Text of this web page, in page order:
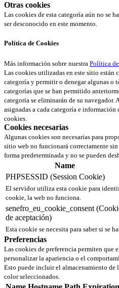
Otras cookies
Las cookies de esta categoría aún no se
ser desconocido en este momento.
Política de Cookies
Más información sobre nuestra Política
Las cookies utilizadas en este sitio están
categoría y permitir o denegar algunas o
categorías que se han permitido
categoría se eliminarán de su navegador.
asignadas a cada categoría e
cookies.
Cookies necesarias
Algunas cookies son necesarias para
sitio web no funcionará correctamente
forma predeterminada y no se pueden
Name
PHPSESSID (Session Cookie)
El servidor utiliza esta cookie para
cookie, la web no funciona.
senefro_eu_cookie_consent
de aceptación)
Esta cookie se necesita para saber si se
Preferencias
Las cookies de preferencia permiten que
personalizar la apariencia o el
Esto puede incluir el almacenamiento de
color seleccionados.